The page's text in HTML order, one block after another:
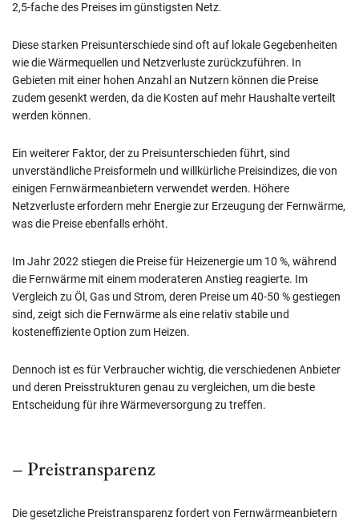
2,5-fache des Preises im günstigsten Netz.
Diese starken Preisunterschiede sind oft auf lokale Gegebenheiten
wie die Wärmequellen und Netzverluste zurückzuführen. In
Gebieten mit einer hohen Anzahl an Nutzern können die Preise
zudem gesenkt werden, da die Kosten auf mehr Haushalte verteilt
werden können.
Ein weiterer Faktor, der zu Preisunterschieden führt, sind
unverständliche Preisformeln und willkürliche Preisindizes, die von
einigen Fernwärmeanbietern verwendet werden. Höhere
Netzverluste erfordern mehr Energie zur Erzeugung der Fernwärme,
was die Preise ebenfalls erhöht.
Im Jahr 2022 stiegen die Preise für Heizenergie um 10 %, während
die Fernwärme mit einem moderateren Anstieg reagierte. Im
Vergleich zu Öl, Gas und Strom, deren Preise um 40-50 % gestiegen
sind, zeigt sich die Fernwärme als eine relativ stabile und
kosteneffiziente Option zum Heizen.
Dennoch ist es für Verbraucher wichtig, die verschiedenen Anbieter
und deren Preisstrukturen genau zu vergleichen, um die beste
Entscheidung für ihre Wärmeversorgung zu treffen.
– Preistransparenz
Die gesetzliche Preistransparenz fordert von Fernwärmeanbietern